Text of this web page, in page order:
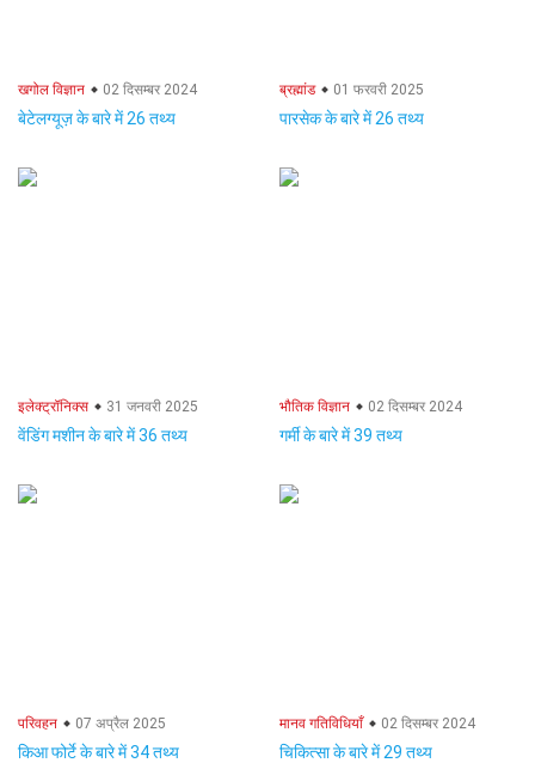
खगोल विज्ञान 02 दिसम्बर 2024
बेटेलग्यूज़ के बारे में 26 तथ्य
ब्रह्मांड 01 फरवरी 2025
पारसेक के बारे में 26 तथ्य
इलेक्ट्रॉनिक्स 31 जनवरी 2025
वेंडिंग मशीन के बारे में 36 तथ्य
भौतिक विज्ञान 02 दिसम्बर 2024
गर्मी के बारे में 39 तथ्य
परिवहन 07 अप्रैल 2025
किआ फोर्टे के बारे में 34 तथ्य
मानव गतिविधियाँ 02 दिसम्बर 2024
चिकित्सा के बारे में 29 तथ्य